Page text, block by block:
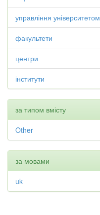
управління університетом
факультети
центри
інститути
за типом вмісту
Other
за мовами
uk